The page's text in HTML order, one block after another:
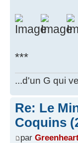
***
...d'un G qui
Re: Le
Coquins
par